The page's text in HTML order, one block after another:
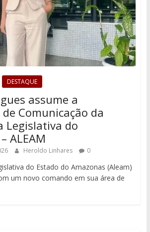
DESTAQUE
assume a
Comunicação da
Legislativa do
ALEAM
Heroldo Linhares 0
do Estado do Amazonas (Aleam)
um novo comando em sua área de